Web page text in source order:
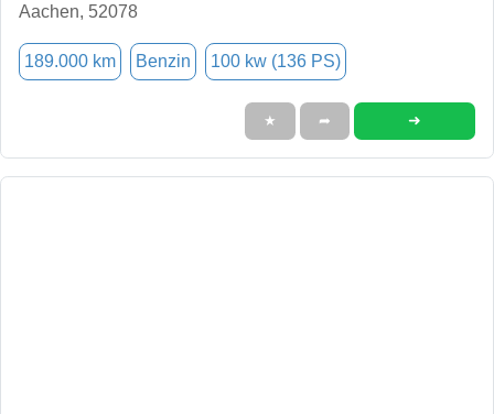
Aachen, 52078
189.000 km Benzin 100 kw (136 PS)
★ ➦ ➜